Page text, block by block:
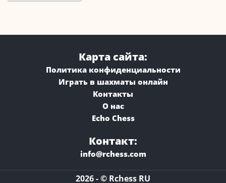
Карта сайта:
Политика конфиденциальности
Играть в шахматы онлайн
Контакты
О нас
Echo Chess
Контакт:
info@rchess.com
2026 - © Rchess RU